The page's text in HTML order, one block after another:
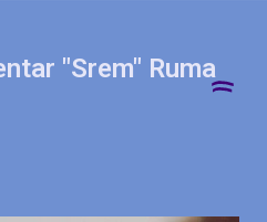
"Srem" Ruma